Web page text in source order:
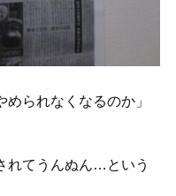
られなくなるのか」
れてうんぬん…という